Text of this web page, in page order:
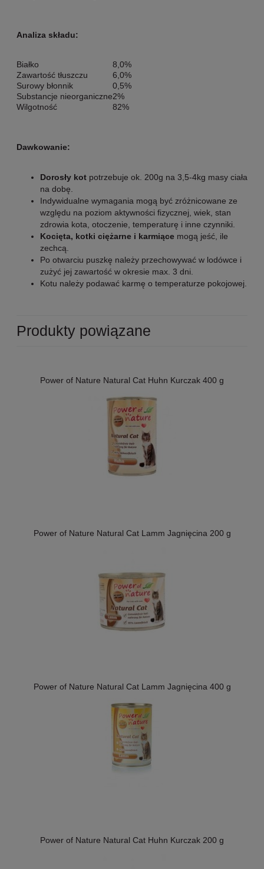
Analiza składu:
Białko
8,0%
Zawartość tłuszczu
6,0%
Surowy błonnik
0,5%
Substancje nieorganiczne2%
Wilgotność
82%
Dawkowanie:
Dorosły kot potrzebuje ok. 200g na 3,5-4kg masy ciała
na dobę.
Indywidualne wymagania mogą być zróżnicowane ze
względu na poziom aktywności fizycznej, wiek, stan
zdrowia kota, otoczenie, temperaturę i inne czynniki.
Kocięta, kotki ciężarne i karmiące mogą jeść, ile
zechcą.
Po otwarciu puszkę należy przechowywać w lodówce i
zużyć jej zawartość w okresie max. 3 dni.
Kotu należy podawać karmę o temperaturze pokojowej.
Produkty powiązane
Power of Nature Natural Cat Huhn Kurczak 400 g
Power of Nature Natural Cat Lamm Jagnięcina 200 g
Power of Nature Natural Cat Lamm Jagnięcina 400 g
Power of Nature Natural Cat Huhn Kurczak 200 g